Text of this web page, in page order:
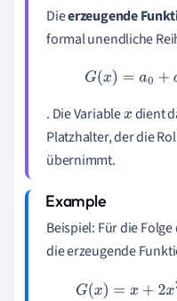
Dieerzeugende
formal unendliche
G(x) =a0
. Die Variablex dient
Platzhalter, der die
übernimmt.
Beispiel: Für die
die erzeugende
G (x) =x+